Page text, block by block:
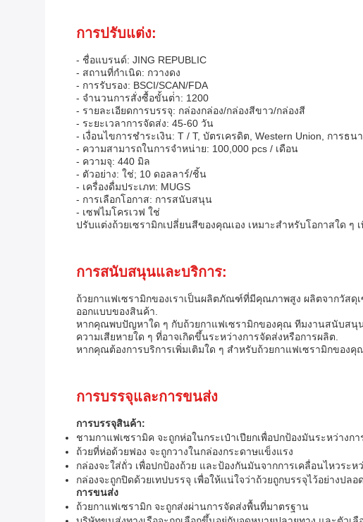
การปรับแต่ง:
- ชื่อแบรนด์: JING REPUBLIC
- สถานที่กําเนิด: กวางดง
- การรับรอง: BSCI/SCAN/FDA
- จํานวนการสั่งซื้อขั้นต่ํา: 1200
- รายละเอียดการบรรจุ: กล่องกล่อง/กล่องสีขาว/กล่องสี
- ระยะเวลาการจัดส่ง: 45-60 วัน
- เงื่อนไขการชําระเงิน: T / T, บัตรเครดิต, Western Union, การธ
- ความสามารถในการจําหน่าย: 100,000 pcs / เดือน
- ความจุ: 440 มิล
- ตัวอย่าง: ใช่; 10 ดอลลาร์/ชิ้น
- เครื่องดื่มประเภท: MUGS
- การเลือกโอกาส: การสนับสนุน
- เซฟไมโครเวฟ ใช่
ปรับแต่งถ้วยเซรามิกเปลี่ยนสีของคุณเอง เหมาะสําหรับโอกาสใด
การสนับสนุนและบริการ:
ถ้วยกาแฟเซรามิกของเราเป็นผลิตภัณฑ์ที่มีคุณภาพสูง ผลิตจากวัสดุ
ออกแบบของสินค้า.
หากคุณพบปัญหาใด ๆ กับถ้วยกาแฟเซรามิกของคุณ ทีมงานสนับสนุ
ความเสียหายใด ๆ ที่อาจเกิดขึ้นระหว่างการจัดส่งหรือการผลิต.
หากคุณต้องการบริการเพิ่มเติมใด ๆ สําหรับถ้วยกาแฟเซรามิกของ
การบรรจุและการขนส่ง
การบรรจุสินค้า:
ชามกาแฟเซรามิค จะถูกห่อในกระเป๋าเปียกเพื่อปกป้องมันระหว่างกา
ถ้วยที่ห่อด้วยฟอง จะถูกวางในกล่องกระดาษแข็งแรง
กล่องจะใส่ถั่ว เพื่อปกป้องถ้วย และป้องกันมันจากการเคลื่อนไหวระห
กล่องจะถูกปิดด้วยเทปบรรจุ เพื่อให้แน่ใจว่าถ้วยถูกบรรจุไว้อย่างปลอ
การขนส่ง
ถ้วยกาแฟเซรามิก จะถูกส่งผ่านการจัดส่งพื้นที่มาตรฐาน